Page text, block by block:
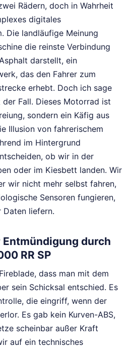
Rädern, doch in Wahrheit
digitales
Die landläufige Meinung
die reinste Verbindung
darstellt, ein
das den Fahrer zum
erhebt. Doch ich sage
Fall. Dieses Motorrad ist
sondern ein Käfig aus
Illusion von fahrerischem
im Hintergrund
ob wir in der
oder im Kiesbett landen. Wir
wir nicht mehr selbst fahren,
Sensoren fungieren,
liefern.
durch
RR SP
dass man mit dem
sein Schicksal entschied. Es
die eingriff, wenn der
Es gab kein Kurven-ABS,
scheinbar außer Kraft
auf ein technisches